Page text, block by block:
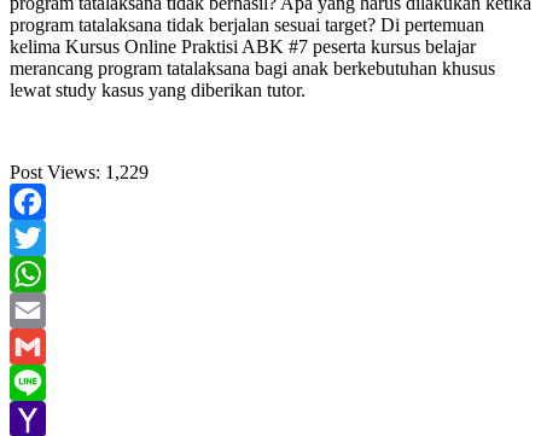
program tatalaksana tidak berjalan sesuai target? Di pertemuan
kelima Kursus Online Praktisi ABK #7 peserta kursus belajar
merancang program tatalaksana bagi anak berkebutuhan khusus
lewat study kasus yang diberikan tutor.
Post Views: 1,229
Facebook
Twitter
WhatsApp
Email
Gmail
Line